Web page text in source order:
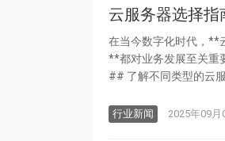
云服务器选择
在当今数字化时代，**
**都对业务发展至关重
行业新闻 2025年09月